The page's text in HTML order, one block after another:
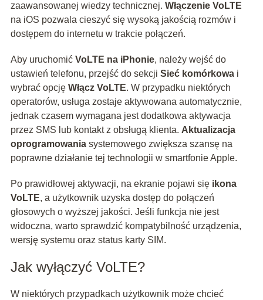
zaawansowanej wiedzy technicznej. Włączenie VoLTE
na iOS pozwala cieszyć się wysoką jakością rozmów i
dostępem do internetu w trakcie połączeń.
Aby uruchomić VoLTE na iPhonie, należy wejść do
ustawień telefonu, przejść do sekcji Sieć komórkowai
wybrać opcję Włącz VoLTE. W przypadku niektórych
operatorów, usługa zostaje aktywowana automatycznie,
jednak czasem wymagana jest dodatkowa aktywacja
przez SMS lub kontakt z obsługą klienta. Aktualizacja
oprogramowaniasystemowego zwiększa szansę na
poprawne działanie tej technologii w smartfonie Apple.
Po prawidłowej aktywacji, na ekranie pojawi się ikona
VoLTE, a użytkownik uzyska dostęp do połączeń
głosowych o wyższej jakości. Jeśli funkcja nie jest
widoczna, warto sprawdzić kompatybilność urządzenia,
wersję systemu oraz status karty SIM.
Jak wyłączyć VoLTE?
W niektórych przypadkach użytkownik może chcieć